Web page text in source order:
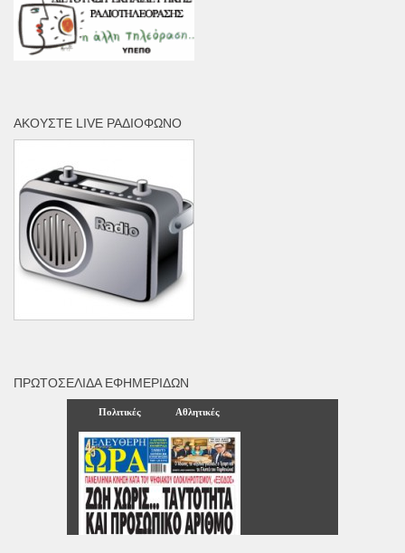
ΑΚΟΎΣΤΕ LIVE ΡΑΔΙΌΦΩΝΟ
ΠΡΩΤΟΣΈΛΙΔΑ ΕΦΗΜΕΡΊΔΩΝ